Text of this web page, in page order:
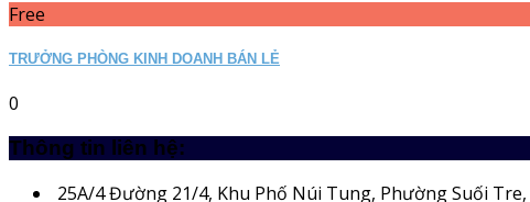
Free
TRƯỞNG PHÒNG KINH DOANH BÁN LẺ
0
Thông tin liên hệ:
25A/4Đường 21/4, Khu Phố Núi Tung, Phường Suối